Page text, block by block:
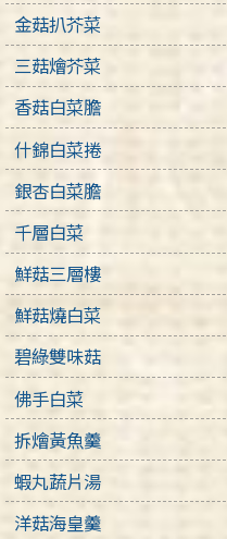
金菇扒芥菜
三菇燴芥菜
香菇白菜膽
什錦白菜捲
銀杏白菜膽
千層白菜
鮮菇三層樓
鮮菇燒白菜
碧綠雙味菇
佛手白菜
拆燴黃魚羹
蝦丸蔬片湯
洋菇海皇羹